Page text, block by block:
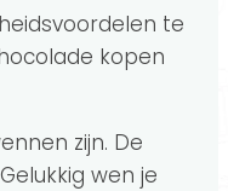
te
kopen
zijn. De
wen je